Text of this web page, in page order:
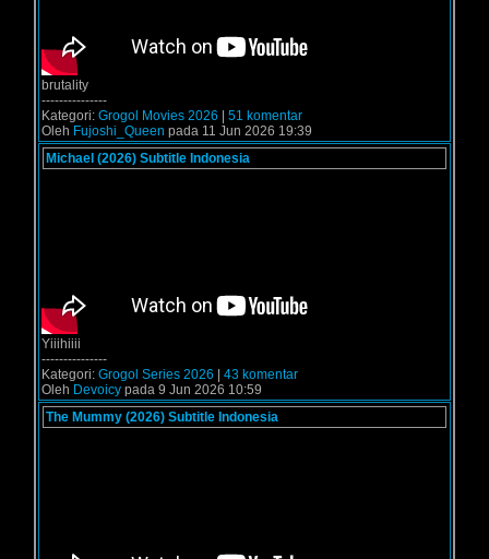
brutality
---------------
Kategori: Grogol Movies 2026
51 komentar
Oleh Fujoshi_Queen pada 11 Jun 2026 19:39
Michael (2026) Subtitle Indonesia
Yiiihiiii
---------------
Kategori: Grogol Series 2026
43 komentar
Oleh Devoicy pada 9 Jun 2026 10:59
The Mummy (2026) Subtitle Indonesia